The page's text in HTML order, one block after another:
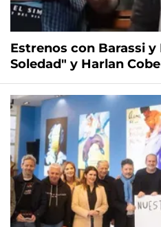
Estrenos con Barassi y
Soledad" y Harlan